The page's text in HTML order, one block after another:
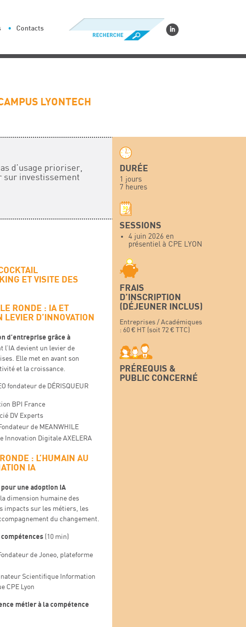
Contacts
LYONTECH
DURÉE
1 jours
7 heures
SESSIONS
4 juin 2026 en
présentiel à CPE LYON
FRAIS
D’INSCRIPTION
(DÉJEUNER INCLUS)
Entreprises / Académiques
: 60 € HT (soit 72 € TTC)
PRÉREQUIS &
PUBLIC CONCERNÉ
d’usage prioriser,
sur investissement
ET VISITE DES
RONDE : IA ET
D’INNOVATION
d’entreprise grâce à
l’IA devient un levier de
Elle met en avant son
et la croissance.
fondateur de DÉRISQUEUR
BPI France
DV Experts
de MEANWHILE
Innovation Digitale AXELERA
: L’HUMAIN AU
IA
une adoption IA
dimension humaine des
impacts sur les métiers, les
du changement.
(10 min)
de Joneo, plateforme
Scientifique Information
CPE Lyon
métier à la compétence